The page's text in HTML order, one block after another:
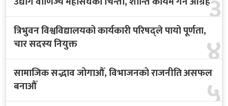
३
४
त्रिभुवन विश्वविद्यालयको कार्यकारी परिषद्ले पायो पूर्णता,
चार सदस्य नियुक्त
५
सामाजिक सद्भाव जोगाऔँ, विभाजनको राजनीति असफल
बनाऔँ